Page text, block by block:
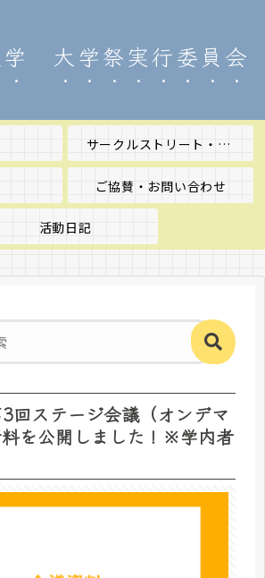
学 大学祭実行委員会
サークルストリート・五月祭
ご協賛・お問い合わせ
活動日記
回ステージ会議（オンデマ
を公開しました！※学内者